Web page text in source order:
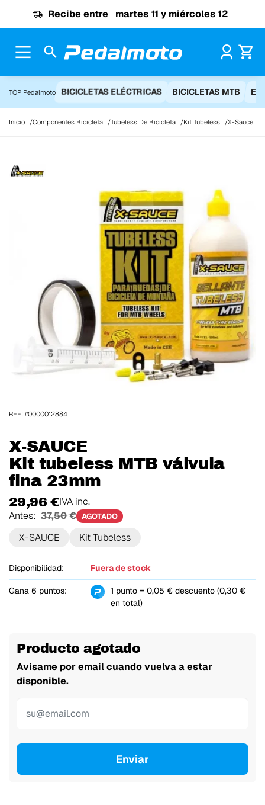
Recibe entre martes 11 y miércoles 12
TOP Pedalmoto BICICLETAS ELÉCTRICAS BICICLETAS MTB
Inicio Componentes Bicicleta Tubeless De Bicicleta Kit Tubeless X-Sauce
X-SAUCE
Kit tubeless MTB válvula
fina 23mm
29,96 €IVA inc.
Antes: 37,50 € AGOTADO
X-SAUCE Kit Tubeless
Disponibilidad: Fuera de stock
Gana 6 puntos:
1 punto = 0,05 € descuento (0,30 €
en total)
Producto agotado
Avísame por email cuando vuelva a estar
disponible.
Enviar
REF: #0000012884